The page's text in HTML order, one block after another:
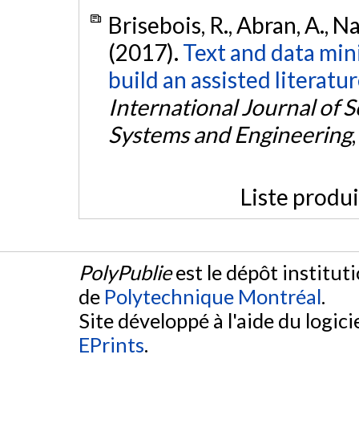
Brisebois, R., Abran, A.,
(2017). Text and data
build an assisted
International Journal of
Systems and Engineering,
Liste
PolyPublieest le dépôt
de Polytechnique Montréal.
Site développé à l'aide du
EPrints.